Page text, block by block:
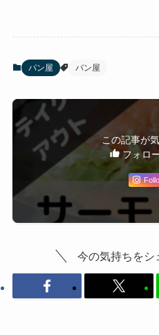
パン屋 パン屋
この記事が
フォロ
今の気持ちをシ